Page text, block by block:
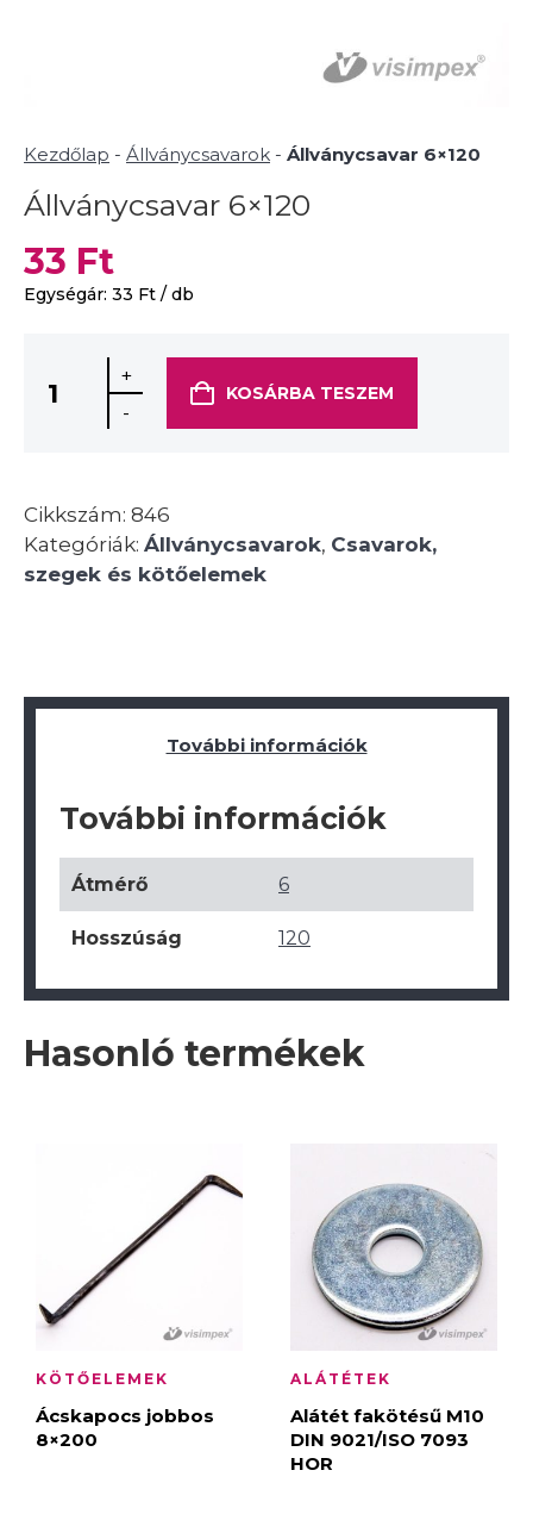
Kezdőlap - Állványcsavarok - Állványcsavar 6×120
Állványcsavar 6×120
33 Ft
Egységár: 33 Ft / db
+
-
KOSÁRBA TESZEM
Cikkszám: 846
Kategóriák: Állványcsavarok, Csavarok,
szegek és kötőelemek
További információk
További információk
Átmérő 6
Hosszúság 120
Hasonló termékek
KÖTŐELEMEK
Ácskapocs jobbos
8×200
ALÁTÉTEK
Alátét fakötésű M10
DIN 9021/ISO 7093
HOR